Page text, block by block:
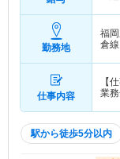
勤務地
福
倉
仕事内容
【
業
駅から徒歩5分以内